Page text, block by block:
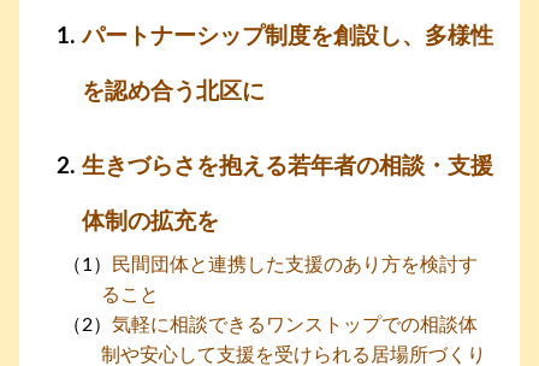
パートナーシップ制度を創設し、多様性
を認め合う北区に
生きづらさを抱える若年者の相談・支援
体制の拡充を
民間団体と連携した支援のあり方を検討す
ること
気軽に相談できるワンストップでの相談体
制や安心して支援を受けられる居場所づくり